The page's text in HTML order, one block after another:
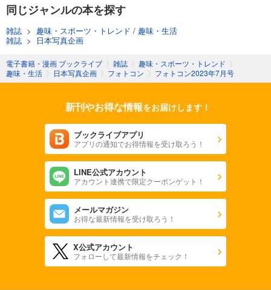
フォトコン2024年6月号
試し読み
あらすじを表示する
1,048円 (税込)
あらすじを表示する
フォトコン2024年4月号
あらすじを表示する
フォトコン2024年3月号
同じジャンルの本を探す
雑誌 > 趣味・スポーツ・トレンド / 趣味・生活
雑誌 > 日本写真企画
電子書籍・漫画 ブックライブ 〉 雑誌 〉 趣味・スポーツ・トレンド 〉
趣味・生活 〉 日本写真企画 〉 フォトコン 〉 フォトコン2023年7月号
新刊やお得な情報をお届けします！
ブックライブアプリ
アプリの通知でお得情報を受け取ろう！
LINE公式アカウント
アカウント連携で限定クーポンゲット！
メールマガジン
お得な最新情報を受け取ろう！
X公式アカウント
フォローして最新情報をチェック！